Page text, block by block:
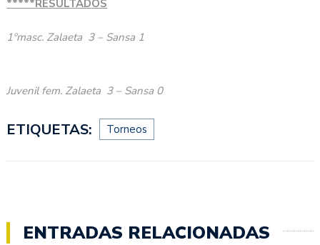
*****RESULTADOS
1ºmasc. Zalaeta 3 – Sansa 1
Juvenil fem. Zalaeta 3 – Sansa 0
ETIQUETAS: Torneos
ENTRADAS RELACIONADAS